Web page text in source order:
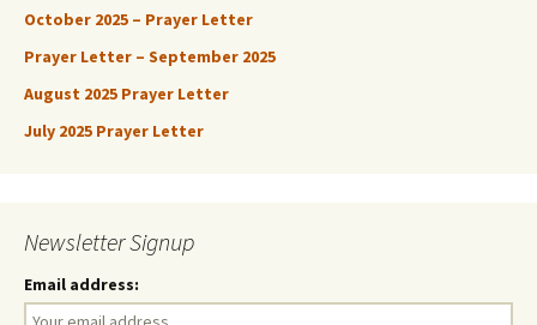
October 2025 – Prayer Letter
Prayer Letter – September 2025
August 2025 Prayer Letter
July 2025 Prayer Letter
Newsletter Signup
Email address: